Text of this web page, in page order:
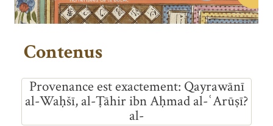
Contenus
Provenance est exactement Qayrawānī
al-Waḥšī, al-Ṭāhir ibn Aḥmad al-ʿArūṣī?
al-